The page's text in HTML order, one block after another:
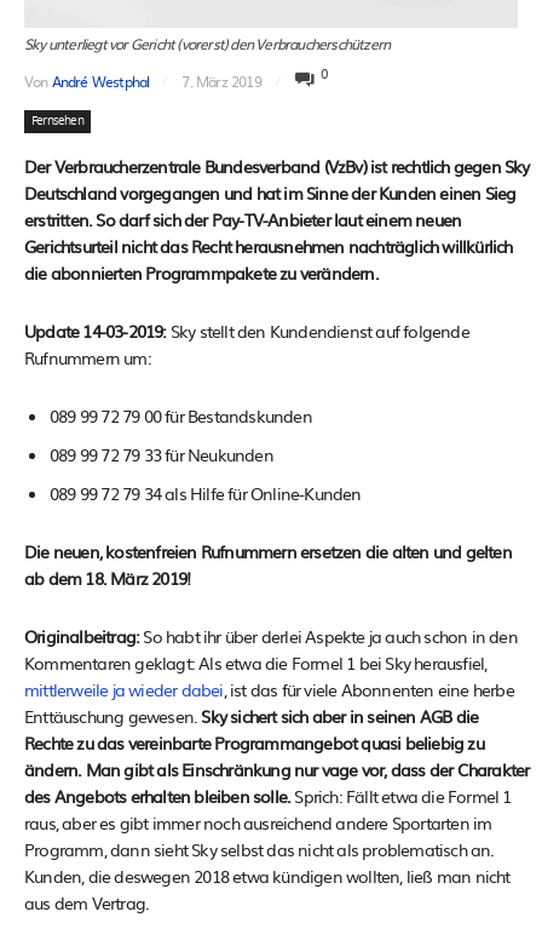
Sky unterliegt vor Gericht (vorerst) den Verbraucherschützern
VonAndré Westphal 7. März 2019 0
Fernsehen
Der Verbraucherzentrale Bundesverband (VzBv) ist rechtlich gegen Sky
Deutschland vorgegangen und hat im Sinne der Kunden einen Sieg
erstritten. So darf sich der Pay-TV-Anbieter laut einem neuen
Gerichtsurteil nicht das Recht herausnehmen nachträglich willkürlich
die abonnierten Programmpakete zu verändern.
Update 14-03-2019: Sky stellt den Kundendienst auf folgende
Rufnummern um:
089 99 72 79 00 für Bestandskunden
089 99 72 79 33 für Neukunden
089 99 72 79 34 als Hilfe für Online-Kunden
Die neuen, kostenfreien Rufnummern ersetzen die alten und gelten
ab dem 18. März 2019!
Originalbeitrag:So habt ihr über derlei Aspekte ja auch schon in den
Kommentaren geklagt: Als etwa die Formel 1 bei Sky herausfiel,
mittlerweile ja wieder dabei , ist das für viele Abonnenten eine herbe
Enttäuschung gewesen. Sky sichert sich aber in seinen AGB die
Rechte zu das vereinbarte Programmangebot quasi beliebig zu
ändern. Man gibt als Einschränkung nur vage vor, dass der Charakter
des Angebots erhalten bleiben solle.Sprich: Fällt etwa die Formel 1
raus, aber es gibt immer noch ausreichend andere Sportarten im
Programm, dann sieht Sky selbst das nicht als problematisch an.
Kunden, die deswegen 2018 etwa kündigen wollten, ließ man nicht
aus dem Vertrag.